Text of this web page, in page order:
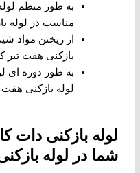
به طور منظم
مناسب در لوله
از ریختن مواد
بازکنی هفت تیر
به طور دوره ای
لوله بازکنی
لوله بازکنی دات
شما در لوله